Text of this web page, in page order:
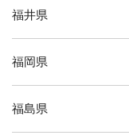
福井県
福岡県
福島県